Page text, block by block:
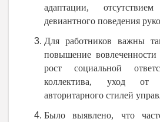
адаптации,
девиантного поведения
Для работников важны
повышение
рост социальной
коллектива, уход от
авторитарного стилей
Было выявлено, что